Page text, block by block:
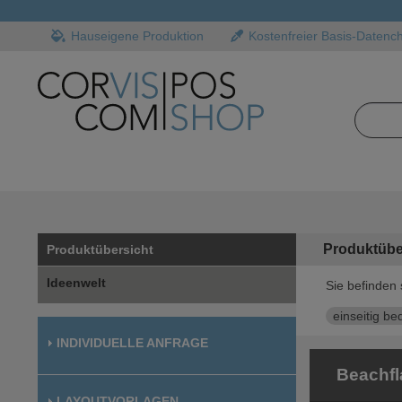
Hauseigene Produktion Kostenfreier Basis-
Produktübersicht
Ideenwelt
INDIVIDUELLE ANFRAGE
Sie befinden
einseitig